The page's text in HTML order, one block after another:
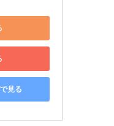
見る